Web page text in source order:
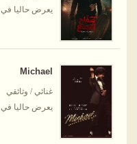
يعرض حاليا في 37 سينمات
Michael
غنائي / وثائقي
يعرض حاليا في 36 سينمات